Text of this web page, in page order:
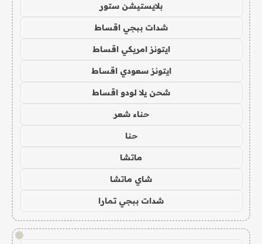
بلايستيشن ستور
شدات ببجي اقساط
ايتونز امريكي اقساط
ايتونز سعودي اقساط
شحن يلا لودو اقساط
حناء شعر
حنا
ماتشا
شاي ماتشا
شدات ببجي تمارا
!